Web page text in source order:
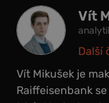
Vít
Vít Mikušek je
Raiffeisenbank
Další